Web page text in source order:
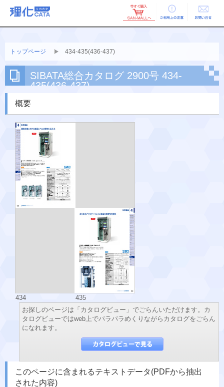
ご利用上の お問い合せ
トップページ 434-435(436-437)
SIBATA総合カタログ 2900号 434-
435(436-437)
概要
434
435
お探しのページは「カタログビュー」でごらんいただけます。カ
タログビューではweb上でパラパラめくりながらカタログをごらん
になれます。
このページに含まれるテキストデータ(PDFから抽出
された内容)